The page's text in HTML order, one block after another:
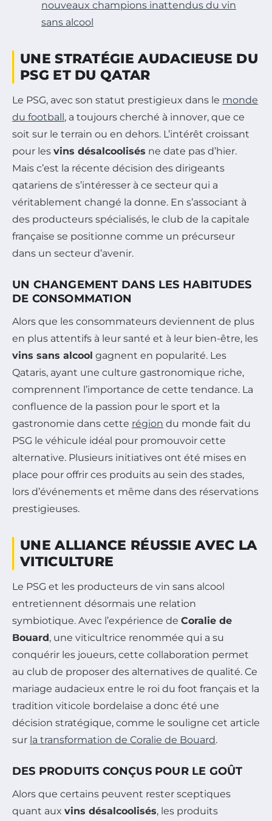
nouveaux champions inattendus du vin
sans alcool
UNE STRATÉGIE AUDACIEUSE DU
PSG ET DU QATAR
Le PSG, avec son statut prestigieux dans le monde
du football , a toujours cherché à innover, que ce
soit sur le terrain ou en dehors. L’intérêt croissant
pour les vins désalcoolisés ne date pas d’hier.
Mais c’est la récente décision des dirigeants
qatariens de s’intéresser à ce secteur qui a
véritablement changé la donne. En s’associant à
des producteurs spécialisés, le club de la capitale
française se positionne comme un précurseur
dans un secteur d’avenir.
UN CHANGEMENT DANS LES HABITUDES
DE CONSOMMATION
Alors que les consommateurs deviennent de plus
en plus attentifs à leur santé et à leur bien-être, les
vins sans alcool gagnent en popularité. Les
Qataris, ayant une culture gastronomique riche,
comprennent l’importance de cette tendance. La
confluence de la passion pour le sport et la
gastronomie dans cette région du monde fait du
PSG le véhicule idéal pour promouvoir cette
alternative. Plusieurs initiatives ont été mises en
place pour offrir ces produits au sein des stades,
lors d’événements et même dans des réservations
prestigieuses.
UNE ALLIANCE RÉUSSIE AVEC LA
VITICULTURE
Le PSG et les producteurs de vin sans alcool
entretiennent désormais une relation
symbiotique. Avec l’expérience de Coralie de
Bouard , une viticultrice renommée qui a su
conquérir les joueurs, cette collaboration permet
au club de proposer des alternatives de qualité. Ce
mariage audacieux entre le roi du foot français et la
tradition viticole bordelaise a donc été une
décision stratégique, comme le souligne cet article
sur la transformation de Coralie de Bouard.
DES PRODUITS CONÇUS POUR LE GOÛT
Alors que certains peuvent rester sceptiques
quant aux vins désalcoolisés, les produits